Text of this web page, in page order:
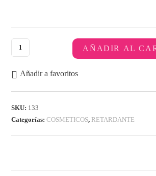
AÑADIR AL
Añadir a favoritos
SKU: 133
Categorías:COSMETICOS, RETARDANTE